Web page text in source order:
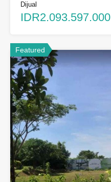
Dijual
IDR2.093.597.000
Featured